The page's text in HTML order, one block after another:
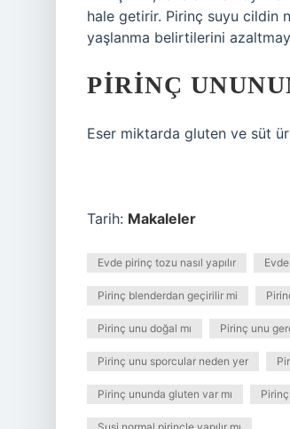
hale getirir. Pirinç suyu cildin
yaşlanma belirtilerini
PIRINÇ
Eser miktarda gluten ve süt
Tarih: Makaleler
Evde pirinç tozu nasıl yapılır
Pirinç blenderdan geçirilir mi
Pirinç unu doğal mı Pirinç unu
Pirinç unu sporcular neden yer
Pirinç ununda gluten var mı